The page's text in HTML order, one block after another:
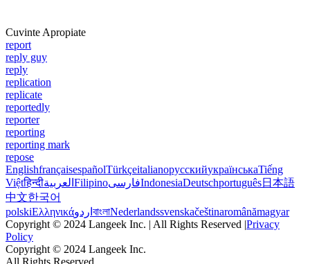
Cuvinte Apropiate
report
reply guy
reply
replication
replicate
reportedly
reporter
reporting
reporting mark
repose
EnglishfrançaisespañolTürkçeitalianoрусскийукраїнськаTiếng
Việtहिन्दीالعربية FilipinoفارسیIndonesiaDeutschportuguês日本語
中文한국어
polskiΕλληνικάاردو বাংলাNederlandssvenskačeštinaromânămagyar
Copyright © 2024 Langeek Inc. | All Rights Reserved |Privacy
Policy
Copyright © 2024 Langeek Inc.
All Rights Reserved